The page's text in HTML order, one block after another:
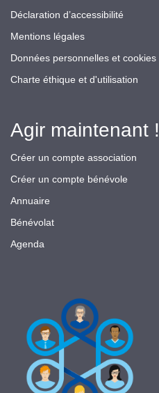
Déclaration d’accessibilité
Mentions légales
Données personnelles et cookies
Charte éthique et d'utilisation
Agir maintenant !
Créer un compte association
Créer un compte bénévole
Annuaire
Bénévolat
Agenda